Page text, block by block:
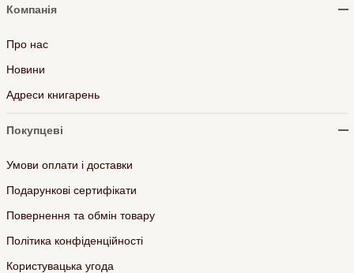
Компанія
Про нас
Новини
Адреси книгарень
Покупцеві
Умови оплати і доставки
Подарункові сертифікати
Повернення та обмін товару
Політика конфіденційності
Користувацька угода